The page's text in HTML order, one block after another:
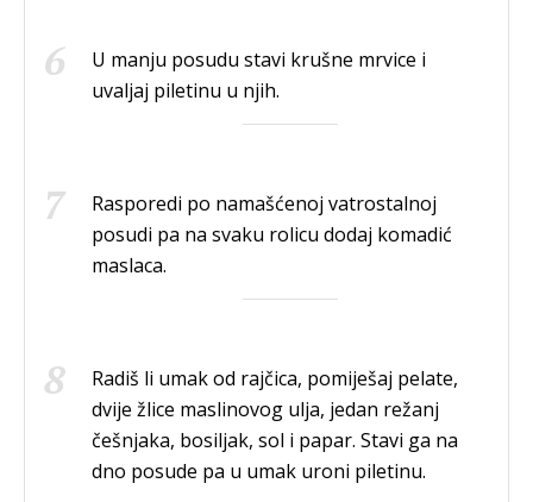
U manju posudu stavi krušne mrvice i
uvaljaj piletinu u njih.
Rasporedi po namašćenoj vatrostalnoj
posudi pa na svaku rolicu dodaj komadić
maslaca.
Radiš li umak od rajčica, pomiješaj pelate,
dvije žlice maslinovog ulja, jedan režanj
češnjaka, bosiljak, sol i papar. Stavi ga na
dno posude pa u umak uroni piletinu.